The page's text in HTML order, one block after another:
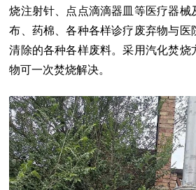
烧注射针、点点滴滴器皿等医疗器械
布、药棉、各种各样诊疗废弃物与医
清除的各种各样废料。采用汽化焚烧
物可一次焚烧解决。